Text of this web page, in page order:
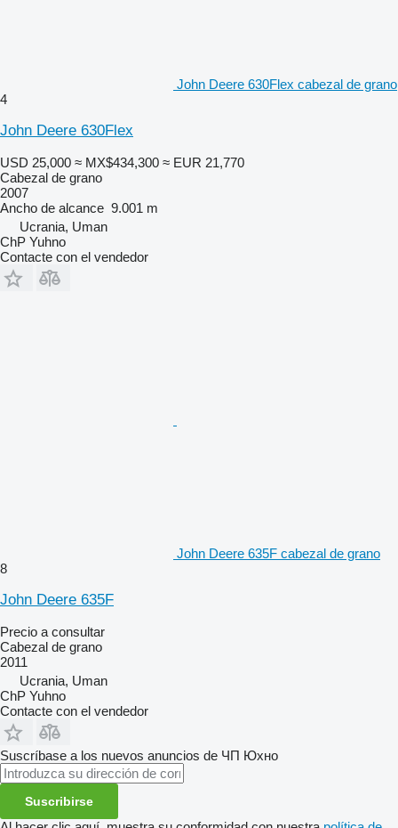
John Deere 630Flex cabezal de grano
4
John Deere 630Flex
USD 25,000 ≈ MX$434,300 ≈ EUR 21,770
Cabezal de grano
2007
Ancho de alcance 9.001 m
Ucrania, Uman
ChP Yuhno
Contacte con el vendedor
John Deere 635F cabezal de grano
8
John Deere 635F
Precio a consultar
Cabezal de grano
2011
Ucrania, Uman
ChP Yuhno
Contacte con el vendedor
Suscríbase a los nuevos anuncios de ЧП Юхно
Suscribirse